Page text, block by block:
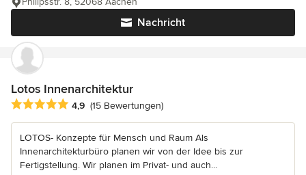
Nachricht
Lotos Innenarchitektur
Durchschnittliche Bewertung: 4.9 von 5 Sternen
4,9 (15 Bewertungen)
LOTOS- Konzepte für Mensch und Raum Als
Innenarchitekturbüro planen wir von der Idee bis zur
Fertigstellung. Wir planen im Privat- und auch...